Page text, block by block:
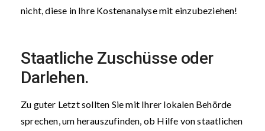
nicht, diese in Ihre Kostenanalyse mit einzubeziehen!
Staatliche Zuschüsse oder
Darlehen.
Zu guter Letzt sollten Sie mit Ihrer lokalen Behörde
sprechen, um herauszufinden, ob Hilfe von staatlichen